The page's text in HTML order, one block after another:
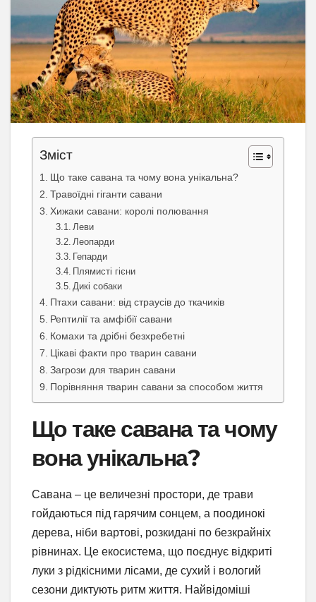
Зміст
Що таке савана та чому вона унікальна?
Травоїдні гіганти савани
Хижаки савани: королі полювання
Леви
Леопарди
Гепарди
Плямисті гієни
Дикі собаки
Птахи савани: від страусів до ткачиків
Рептилії та амфібії савани
Комахи та дрібні безхребетні
Цікаві факти про тварин савани
Загрози для тварин савани
Порівняння тварин савани за способом життя
Що таке савана та чому
вона унікальна?
Савана – це величезні простори, де трави
гойдаються під гарячим сонцем, а поодинокі
дерева, ніби вартові, розкидані по безкрайніх
рівнинах. Це екосистема, що поєднує відкриті
луки з рідкісними лісами, де сухий і вологий
сезони диктують ритм життя. Найвідоміші